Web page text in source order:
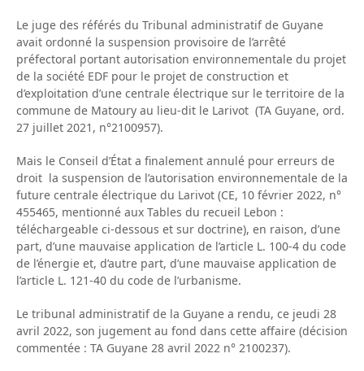
Le juge des référés du Tribunal administratif de Guyane
avait ordonné la suspension provisoire de l’arrêté
préfectoral portant autorisation environnementale du projet
de la société EDF pour le projet de construction et
d’exploitation d’une centrale électrique sur le territoire de la
commune de Matoury au lieu-dit le Larivot (TA Guyane, ord.
27 juillet 2021, n°2100957).
Mais le Conseil d’État a finalement annulé pour erreurs de
droit la suspension de l’autorisation environnementale de la
future centrale électrique du Larivot (CE, 10 février 2022, n°
455465, mentionné aux Tables du recueil Lebon :
téléchargeable ci-dessous et sur doctrine), en raison, d’une
part, d’une mauvaise application de l’article L. 100-4 du code
de l’énergie et, d’autre part, d’une mauvaise application de
l’article L. 121-40 du code de l’urbanisme.
Le tribunal administratif de la Guyane a rendu, ce jeudi 28
avril 2022, son jugement au fond dans cette affaire (décision
commentée : TA Guyane 28 avril 2022 n° 2100237).